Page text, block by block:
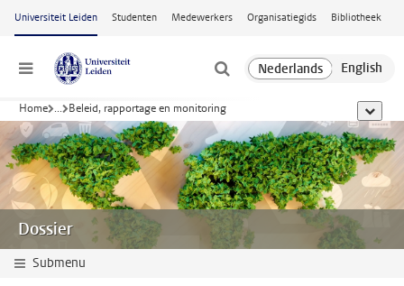
Ga naar hoofdinhoud
Universiteit Leiden Studenten Medewerkers Organisatiegids Bibliotheek
Menu
Home ... Beleid, rapportage en monitoring toon
Dossier
Submenu